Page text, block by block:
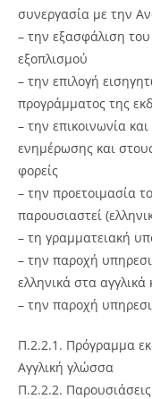
συνεργασία με την
– την εξασφάλιση
εξοπλισμού
– την επιλογή
προγράμματος της
– την επικοινωνία
ενημέρωσης και
φορείς
– την προετοιμασία
παρουσιαστεί
– τη γραμματειακή
– την παροχή
ελληνικά στα
– την παροχή
Π.2.2.1. Πρόγραμμα
Αγγλική γλώσσα
Π.2.2.2.